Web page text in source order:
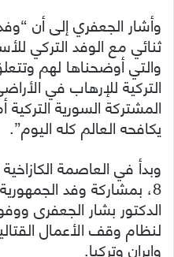
وأشار الجعفري إلى أن
ثنائي مع الوفد التركي
والتي أوضحناها لهم
التركية للإرهاب في
المشتركة السورية
يكافحه العالم كله اليوم”.
وبدأ في العاصمة
8، بمشاركة وفد
الدكتور بشار الجعفرى
لنظام وقف الأعمال
وإيران وتركيا.